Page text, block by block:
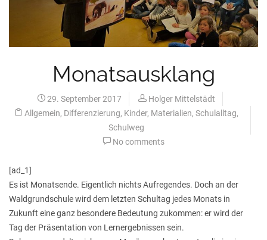
Monatsausklang
29. September 2017
Holger Mittelstädt
Allgemein, Differenzierung, Kinder, Materialien, Schulalltag,
Schulweg
No comments
[ad_1]
Es ist Monatsende. Eigentlich nichts Aufregendes. Doch an der
Waldgrundschule wird dem letzten Schultag jedes Monats in
Zukunft eine ganz besondere Bedeutung zukommen: er wird der
Tag der Präsentation von Lernergebnissen sein.